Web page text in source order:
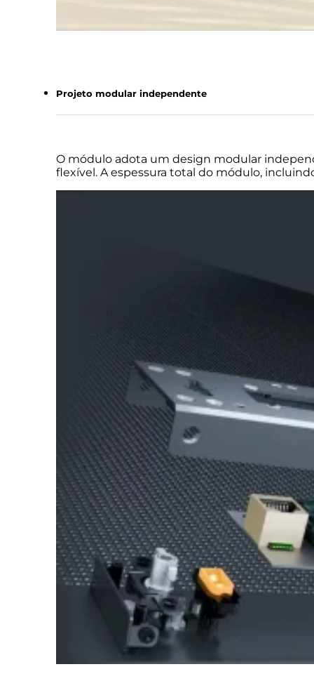
Projeto modular independente
O módulo adota um design modular
flexível. A espessura total do módulo,